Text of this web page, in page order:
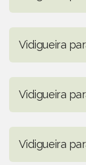
Vidigueira
Vidigueira
Vidigueira